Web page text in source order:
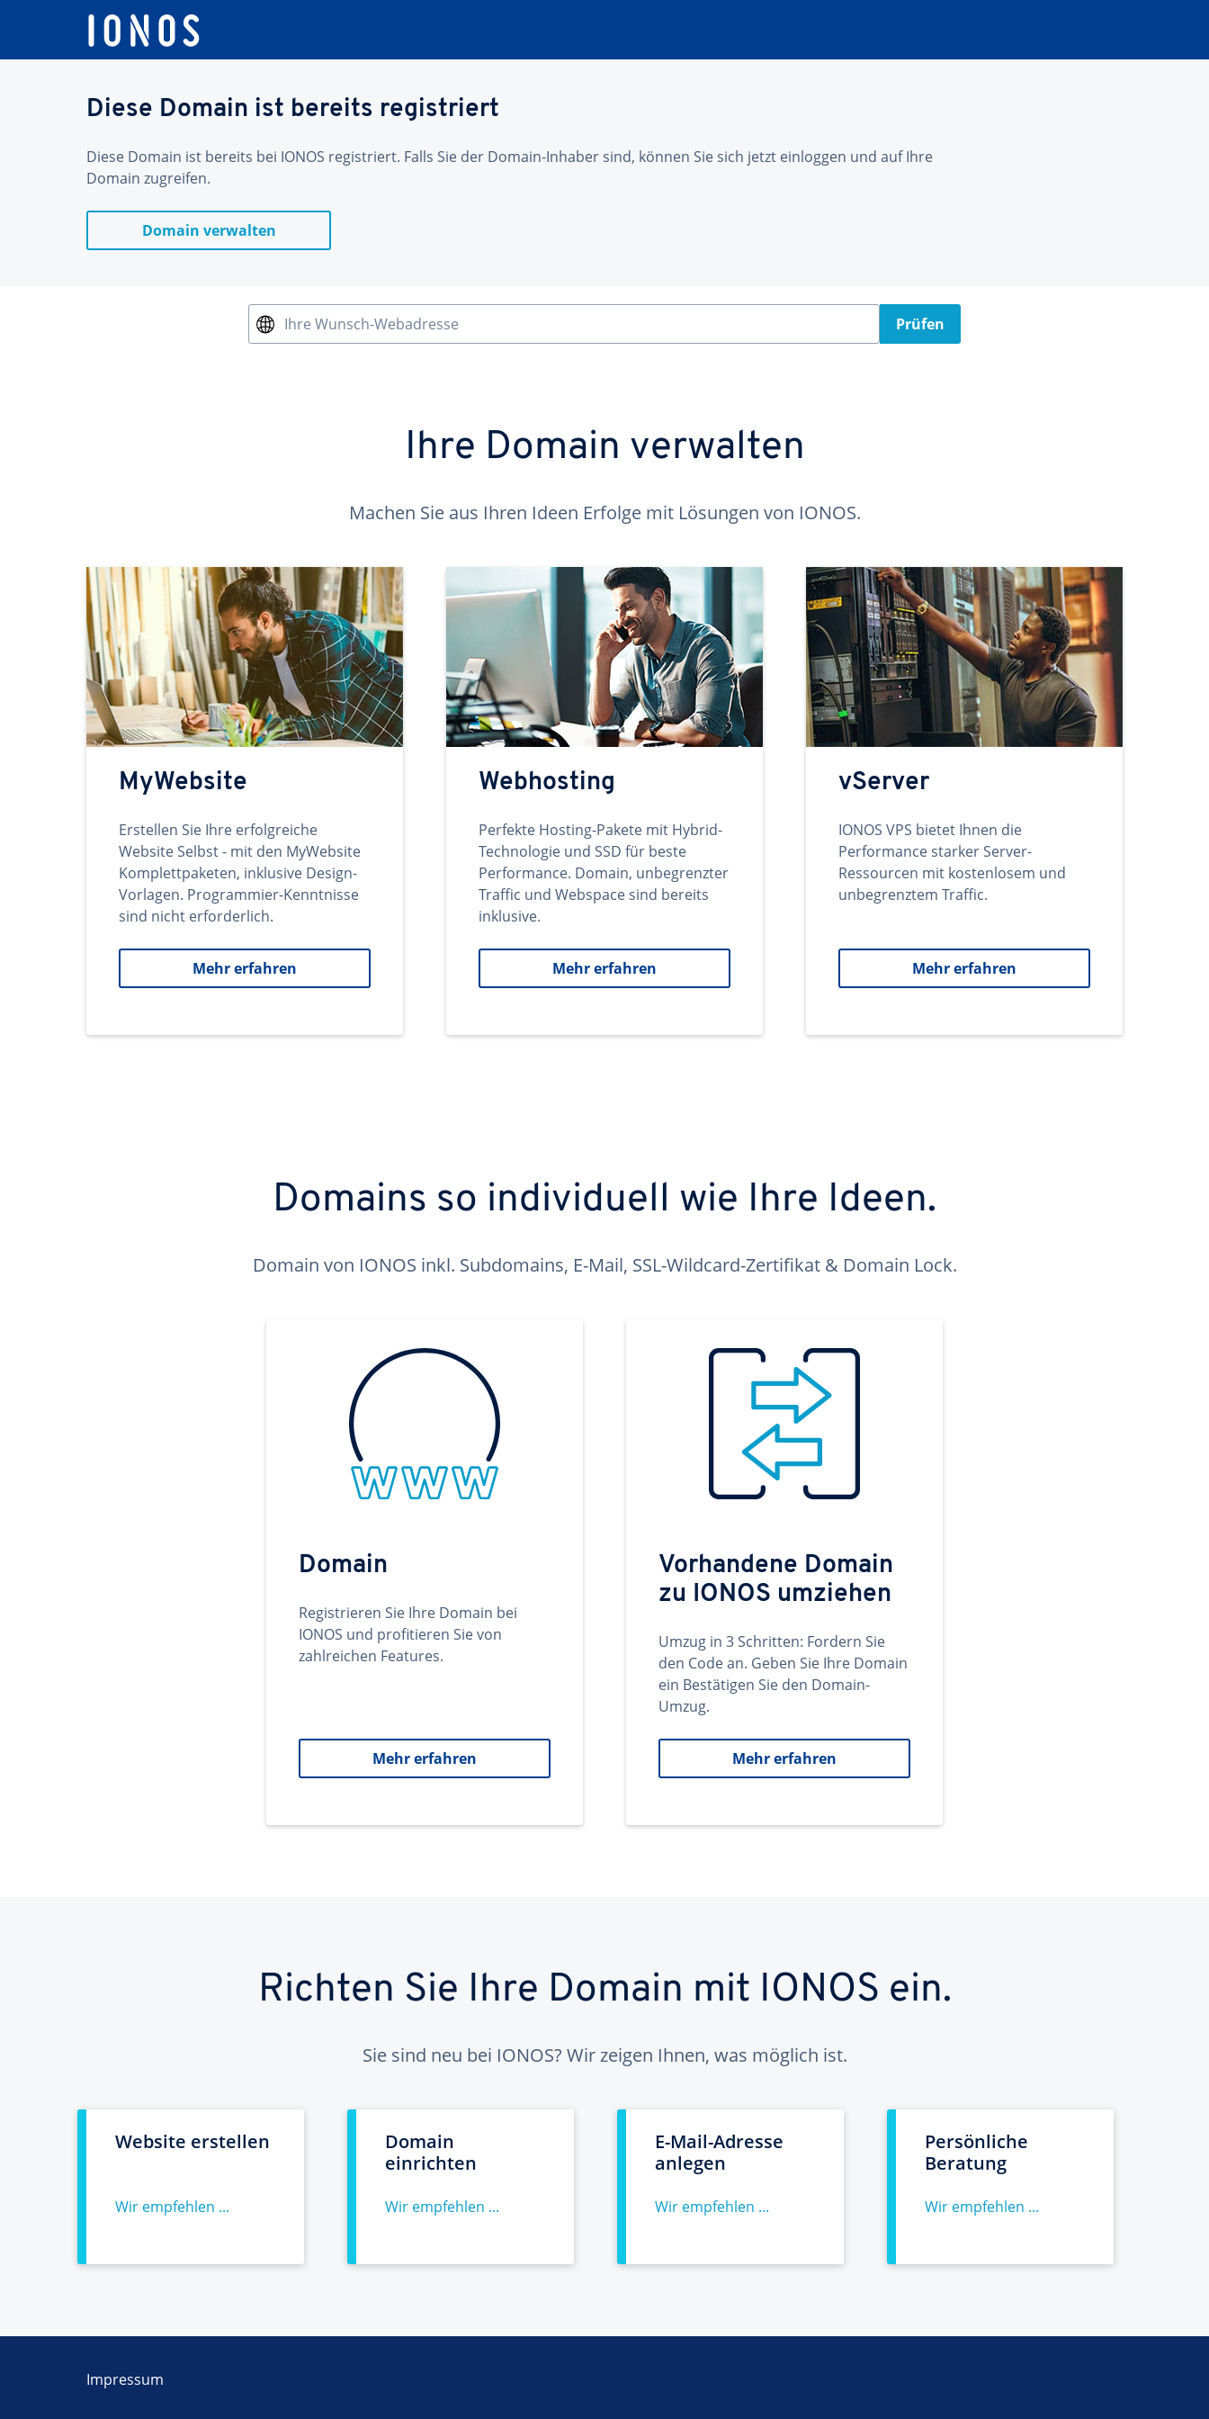
Diese Domain ist bereits registriert
Diese Domain ist bereits bei IONOS registriert. Falls Sie der Domain-Inhaber sind, können Sie sich jetzt einloggen und auf Ihre
Domain zugreifen.
Domain verwalten
Ihre Wunsch-Webadresse Prüfen
Ihre Domain verwalten
Machen Sie aus Ihren Ideen Erfolge mit Lösungen von IONOS.
MyWebsite
Erstellen Sie Ihre erfolgreiche
Website Selbst - mit den MyWebsite
Komplettpaketen, inklusive Design-
Vorlagen. Programmier-Kenntnisse
sind nicht erforderlich.
Mehr erfahren
Webhosting
Perfekte Hosting-Pakete mit Hybrid-
Technologie und SSD für beste
Performance. Domain, unbegrenzter
Traffic und Webspace sind bereits
inklusive.
Mehr erfahren
vServer
IONOS VPS bietet Ihnen die
Performance starker Server-
Ressourcen mit kostenlosem und
unbegrenztem Traffic.
Mehr erfahren
Domains so individuell wie Ihre Ideen.
Domain von IONOS inkl. Subdomains, E-Mail, SSL-Wildcard-Zertifikat & Domain Lock.
Domain
Registrieren Sie Ihre Domain bei
IONOS und profitieren Sie von
zahlreichen Features.
Mehr erfahren
Vorhandene Domain
zu IONOS umziehen
Umzug in 3 Schritten: Fordern Sie
den Code an. Geben Sie Ihre Domain
ein Bestätigen Sie den Domain-
Umzug.
Mehr erfahren
Richten Sie Ihre Domain mit IONOS ein.
Sie sind neu bei IONOS? Wir zeigen Ihnen, was möglich ist.
Website erstellen
Wir empfehlen ...
Domain
einrichten
Wir empfehlen ...
E-Mail-Adresse
anlegen
Wir empfehlen ...
Persönliche
Beratung
Wir empfehlen ...
Impressum